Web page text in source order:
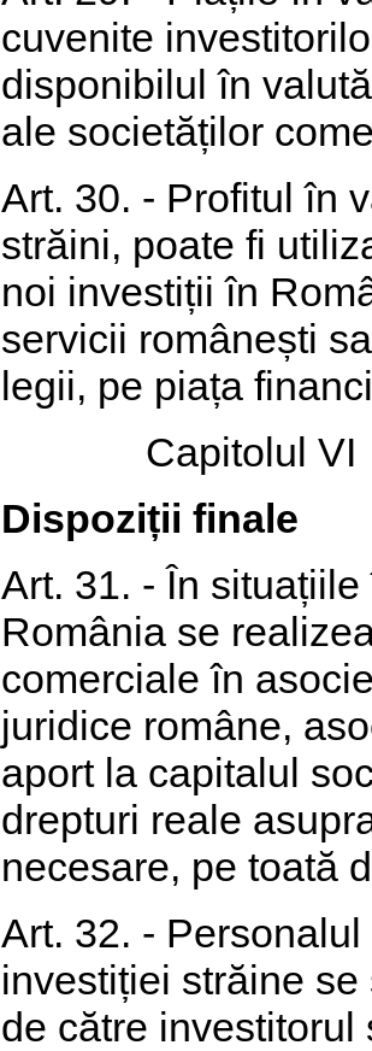
cuvenite
disponibilul în
ale societăților
Art. 30. - Profitul în
străini, poate fi
noi investiții în
servicii românești
legii, pe piața
Capitolul VI
Dispoziții finale
Art. 31. - În
România se
comerciale în
juridice române,
aport la capitalul
drepturi reale
necesare, pe toată
Art. 32. -
investiției străine
de către